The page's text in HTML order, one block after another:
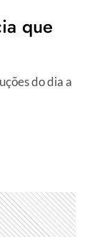
que
do dia a